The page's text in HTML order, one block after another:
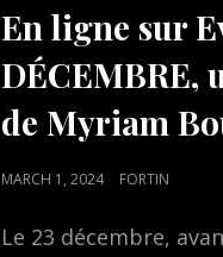
En ligne sur
DÉCEMBRE,
de Myriam
POSTED
MARCH 1, 2024 FORTIN
Le 23 décembre,